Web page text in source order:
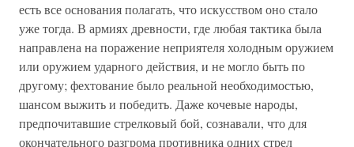
есть все основания полагать, что искусством оно стало
уже тогда. В армиях древности, где любая тактика была
направлена на поражение неприятеля холодным оружием
или оружием ударного действия, и не могло быть по
другому; фехтование было реальной необходимостью,
шансом выжить и победить. Даже кочевые народы,
предпочитавшие стрелковый бой, сознавали, что для
окончательного разгрома противника одних стрел